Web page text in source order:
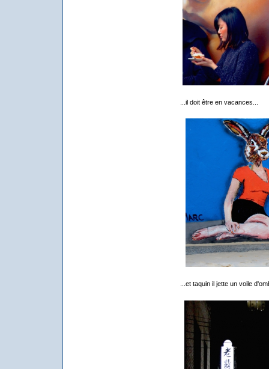
...il doit être en vacances...
...et taquin il jette un voile